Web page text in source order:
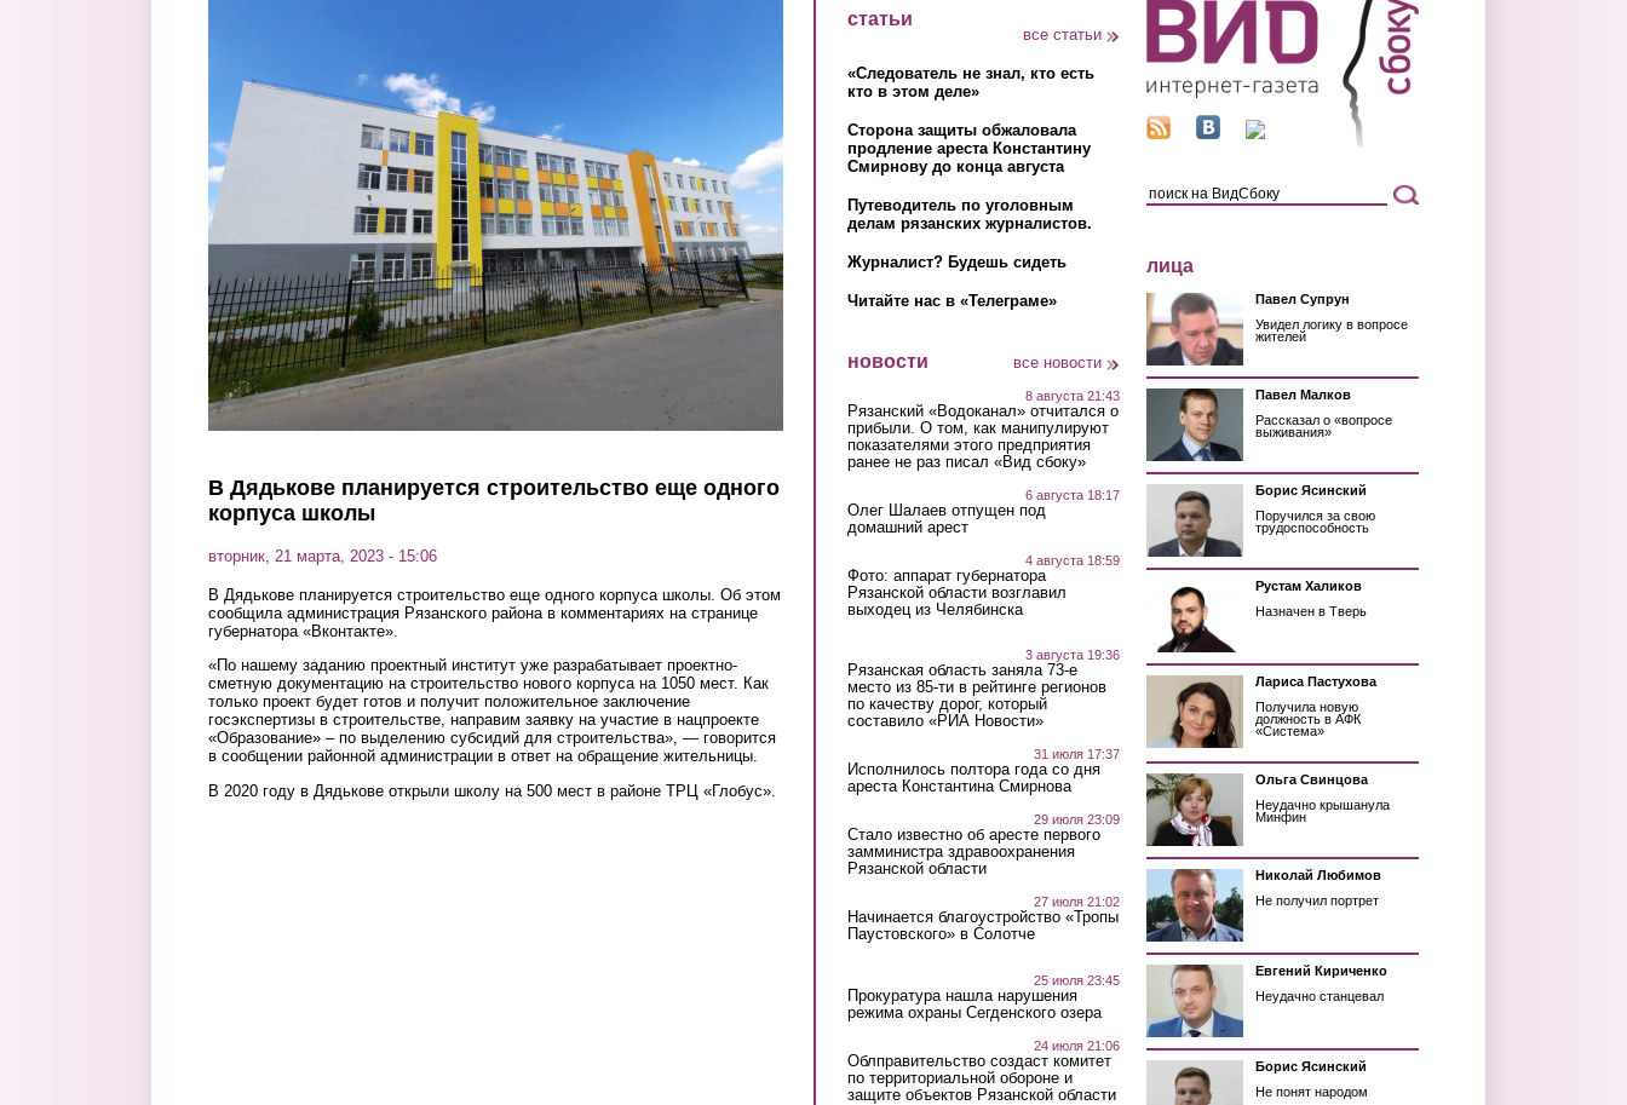
В Дядькове планируется строительство еще одного
корпуса школы
вторник, 21 марта, 2023 - 15:06
В Дядькове планируется строительство еще одного корпуса школы. Об этом
сообщила администрация Рязанского района в комментариях на странице
губернатора «Вконтакте».
«По нашему заданию проектный институт уже разрабатывает проектно-
сметную документацию на строительство нового корпуса на 1050 мест. Как
только проект будет готов и получит положительное заключение
госэкспертизы в строительстве, направим заявку на участие в нацпроекте
«Образование» – по выделению субсидий для строительства», — говорится
в сообщении районной администрации в ответ на обращение жительницы.
В 2020 году в Дядькове открыли школу на 500 мест в районе ТРЦ «Глобус».
статьи
все статьи
«Следователь не знал, кто есть
кто в этом деле»
Сторона защиты обжаловала
продление ареста Константину
Смирнову до конца августа
Путеводитель по уголовным
делам рязанских журналистов.
Журналист? Будешь сидеть
Читайте нас в «Телеграме»
новости все новости
8 августа 21:43
Рязанский «Водоканал» отчитался о
прибыли. О том, как манипулируют
показателями этого предприятия
ранее не раз писал «Вид сбоку»
6 августа 18:17
Олег Шалаев отпущен под
домашний арест
4 августа 18:59
Фото: аппарат губернатора
Рязанской области возглавил
выходец из Челябинска
3 августа 19:36
Рязанская область заняла 73-е
место из 85-ти в рейтинге регионов
по качеству дорог, который
составило «РИА Новости»
31 июля 17:37
Исполнилось полтора года со дня
ареста Константина Смирнова
29 июля 23:09
Стало известно об аресте первого
замминистра здравоохранения
Рязанской области
27 июля 21:02
Начинается благоустройство «Тропы
Паустовского» в Солотче
25 июля 23:45
Прокуратура нашла нарушения
режима охраны Сегденского озера
24 июля 21:06
Облправительство создаст комитет
по территориальной обороне и
защите объектов Рязанской области
лица
Павел Супрун
Увидел логику в вопросе
жителей
Павел Малков
Рассказал о «вопросе
выживания»
Борис Ясинский
Поручился за свою
трудоспособность
Рустам Халиков
Назначен в Тверь
Лариса Пастухова
Получила новую
должность в АФК
«Система»
Ольга Свинцова
Неудачно крышанула
Минфин
Николай Любимов
Не получил портрет
Евгений Кириченко
Неудачно станцевал
Борис Ясинский
Не понят народом